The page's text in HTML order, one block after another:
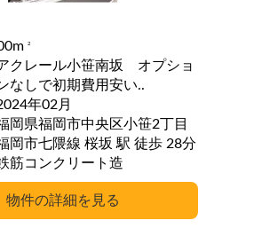
2
クレール小笹南坂 オプショ
なしで初期費用安い..
年02月
岡県福岡市中央区小笹2丁目
福岡市七隈線 桜坂 駅 徒歩 28分
筋コンクリート造